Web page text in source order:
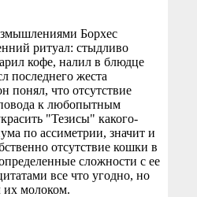
Борхес
ритуал: стыдливо
кофе, налил в блюдце
последнего жеста
понял, что отсутствие
к любопытным
"Тезисы" какого-
по ассиметрии, значит и
отсутствие кошки в
сложности с ее
все что угодно, но
их молоком.